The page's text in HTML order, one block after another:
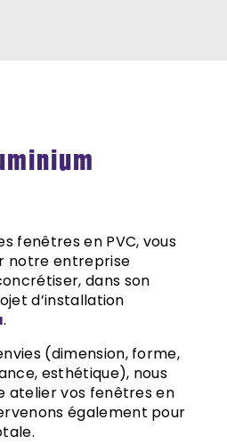
fenêtres en PVC, vous
notre entreprise
dans son
d’installation
.
(dimension, forme,
esthétique), nous
atelier vos fenêtres en
également pour